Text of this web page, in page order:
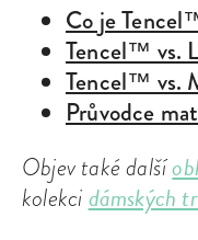
Co je
Tencel™ vs.
Tencel™ vs.
Průvodce
Objev také další
kolekcidámských